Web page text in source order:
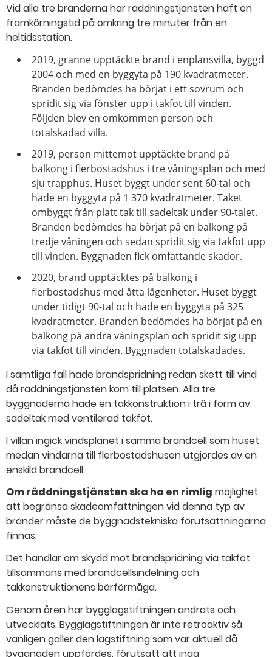
Vid alla tre bränderna har räddningstjänsten haft en
framkörningstid på omkring tre minuter från en
heltidsstation.
2019, granne upptäckte brand i enplansvilla, byggd
2004 och med en byggyta på 190 kvadratmeter.
Branden bedömdes ha börjat i ett sovrum och
spridit sig via fönster upp i takfot till vinden.
Följden blev en omkommen person och
totalskadad villa.
2019, person mittemot upptäckte brand på
balkong i flerbostadshus i tre våningsplan och med
sju trapphus. Huset byggt under sent 60-tal och
hade en byggyta på 1 370 kvadratmeter. Taket
ombyggt från platt tak till sadeltak under 90-talet.
Branden bedömdes ha börjat på en balkong på
tredje våningen och sedan spridit sig via takfot upp
till vinden. Byggnaden fick omfattande skador.
2020, brand upptäcktes på balkong i
flerbostadshus med åtta lägenheter. Huset byggt
under tidigt 90-tal och hade en byggyta på 325
kvadratmeter. Branden bedömdes ha börjat på en
balkong på andra våningsplan och spridit sig upp
via takfot till vinden. Byggnaden totalskadades.
I samtliga fall hade brandspridning redan skett till vind
då räddningstjänsten kom till platsen. Alla tre
byggnaderna hade en takkonstruktion i trä i form av
sadeltak med ventilerad takfot.
I villan ingick vindsplanet i samma brandcell som huset
medan vindarna till flerbostadshusen utgjordes av en
enskild brandcell.
Om räddningstjänsten ska ha en rimlig möjlighet
att begränsa skadeomfattningen vid denna typ av
bränder måste de byggnadstekniska förutsättningarna
finnas.
Det handlar om skydd mot brandspridning via takfot
tillsammans med brandcellsindelning och
takkonstruktionens bärförmåga.
Genom åren har bygglagstiftningen ändrats och
utvecklats. Bygglagstiftningen är inte retroaktiv så
vanligen gäller den lagstiftning som var aktuell då
byggnaden uppfördes, förutsatt att inga